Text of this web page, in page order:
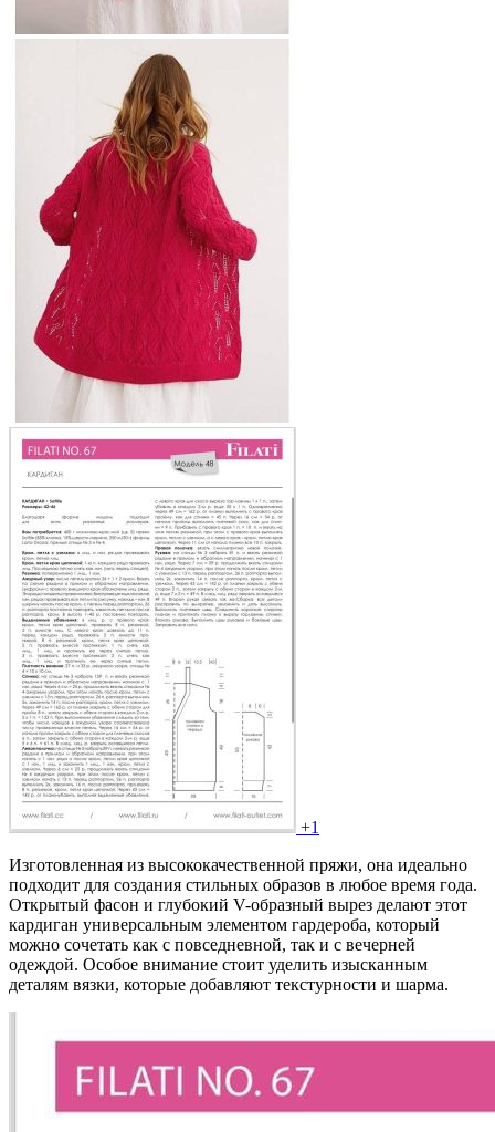
+1
Изготовленная из высококачественной пряжи, она идеально
подходит для создания стильных образов в любое время года.
Открытый фасон и глубокий V-образный вырез делают этот
кардиган универсальным элементом гардероба, который
можно сочетать как с повседневной, так и с вечерней
одеждой. Особое внимание стоит уделить изысканным
деталям вязки, которые добавляют текстурности и шарма.